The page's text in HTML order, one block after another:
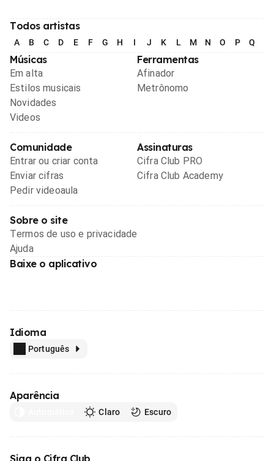
Todos artistas
A B C D E F G H I J K L M N O P Q
Músicas
Em alta
Estilos musicais
Novidades
Videos
Ferramentas
Afinador
Metrônomo
Comunidade
Entrar ou criar conta
Enviar cifras
Pedir videoaula
Assinaturas
Cifra Club PRO
Cifra Club Academy
Sobre o site
Termos de uso e privacidade
Ajuda
Baixe o aplicativo
Idioma
Português
Aparência
Claro Escuro
Siga o Cifra Club